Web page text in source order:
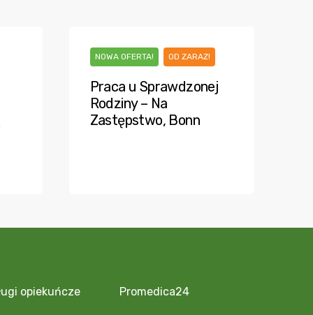
NOWA OFERTA! OD ZARAZ!
Praca u Sprawdzonej
Rodziny – Na
Zastępstwo, Bonn
opiekuńcze Promedica24